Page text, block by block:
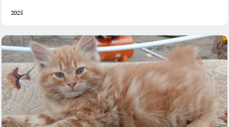
2025